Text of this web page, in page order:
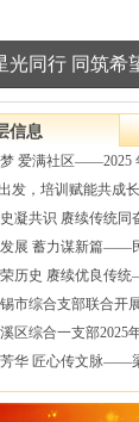
光同行 同筑
信息
爱满社区——2025
出发，培训赋能共
凝共识 赓续传统
展 蓄力谋新篇——
历史 赓续优良传
市综合支部联合开
区综合一支部2025
华 匠心传文脉——